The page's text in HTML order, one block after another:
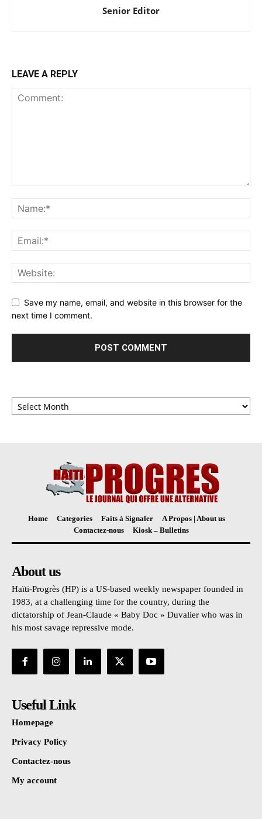
Senior Editor
LEAVE A REPLY
Save my name, email, and website in this browser for the
next time I comment.
Archives
Home Categories Faits à Signaler
A Propos | About us
Contactez-nous
Kiosk – Bulletins
About us
Haïti-Progrès (HP) is a US-based weekly newspaper founded in
1983, at a challenging time for the country, during the
dictatorship of Jean-Claude « Baby Doc » Duvalier who was in
his most savage repressive mode.
Useful Link
Homepage
Privacy Policy
Contactez-nous
My account